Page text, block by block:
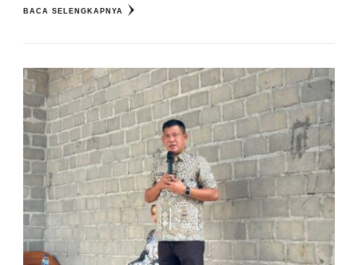
BACA SELENGKAPNYA